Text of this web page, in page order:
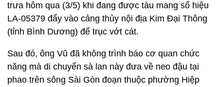
trưa hôm qua (3/5) khi đang được tàu mang số hiệu
LA-05379 đẩy vào cảng thủy nội địa Kim Đại Thông
(tỉnh Bình Dương) để trục vớt cát.
Sau đó, ông Vũ đã không trình báo cơ quan chức
năng mà di chuyển sà lan này đưa về neo đậu tại
phao trên sông Sài Gòn đoạn thuộc phường Hiệp